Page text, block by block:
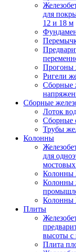
для
12 и 18 м
Прогоны
Ригели
Сборные
Сборные
Лоток
Сборные
Трубы
Колонны
для
Колонны
Колонны
Колонны
Плиты
высоты с
Плита